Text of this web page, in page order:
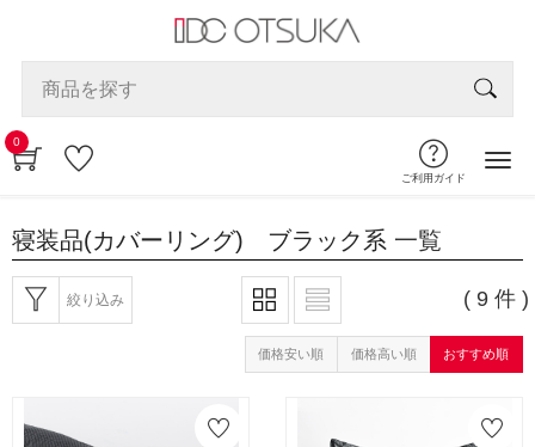
0
ご利用ガイド
寝装品(カバーリング) ブラック系 一覧
絞り込み ( 9 件 )
価格安い順 価格高い順 おすすめ順